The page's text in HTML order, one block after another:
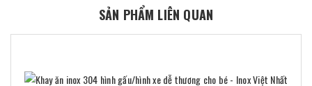
SẢN PHẨM LIÊN QUAN